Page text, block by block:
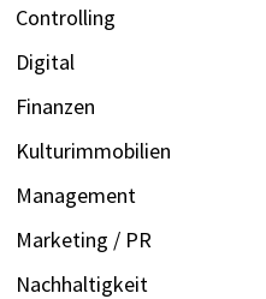
Controlling
Digital
Finanzen
Kulturimmobilien
Management
Marketing / PR
Nachhaltigkeit